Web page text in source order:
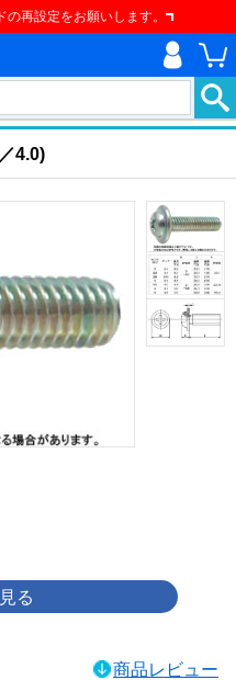
再設定をお願いします。
4.0)
商品レビュー